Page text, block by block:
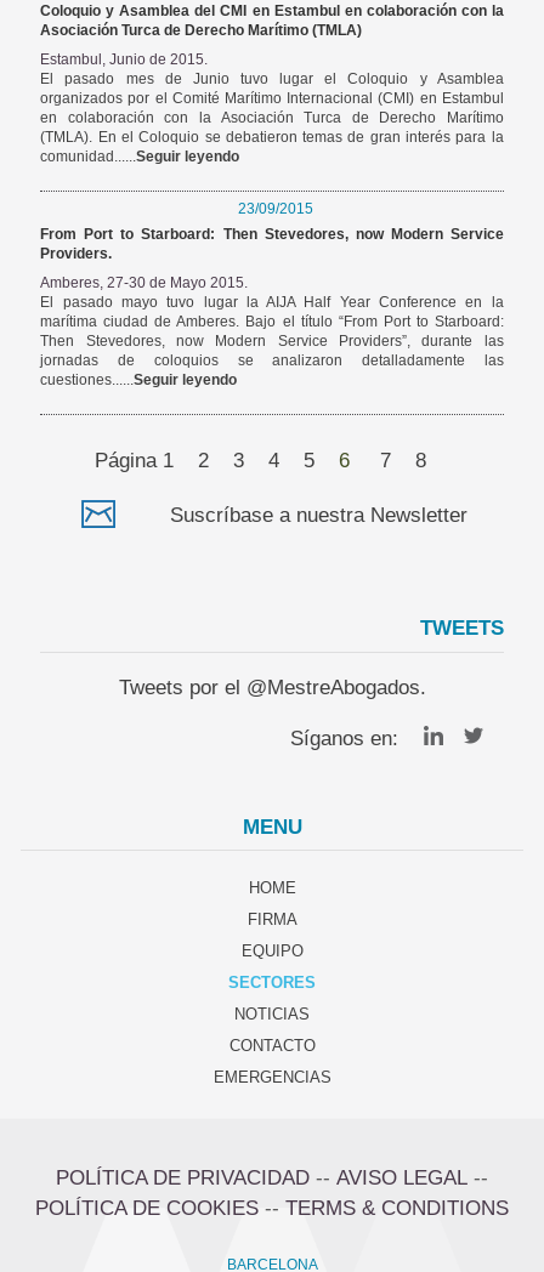
Coloquio y Asamblea del CMI en Estambul en colaboración con la
Asociación Turca de Derecho Marítimo (TMLA)
Estambul, Junio de 2015.
El pasado mes de Junio tuvo lugar el Coloquio y Asamblea
organizados por el Comité Marítimo Internacional (CMI) en Estambul
en colaboración con la Asociación Turca de Derecho Marítimo
(TMLA). En el Coloquio se debatieron temas de gran interés para la
comunidad......Seguir leyendo
23/09/2015
From Port to Starboard: Then Stevedores, now Modern Service
Providers.
Amberes, 27-30 de Mayo 2015.
El pasado mayo tuvo lugar la AIJA Half Year Conference en la
marítima ciudad de Amberes. Bajo el título “From Port to Starboard:
Then Stevedores, now Modern Service Providers”, durante las
jornadas de coloquios se analizaron detalladamente las
cuestiones......Seguir leyendo
Página 1 2 3 4 5 6 7 8
Suscríbase a nuestra Newsletter
TWEETS
Tweets por el @MestreAbogados.
Síganos en:
MENU
HOME
FIRMA
EQUIPO
SECTORES
NOTICIAS
CONTACTO
EMERGENCIAS
POLÍTICA DE PRIVACIDAD -- AVISO LEGAL --
POLÍTICA DE COOKIES -- TERMS & CONDITIONS
BARCELONA